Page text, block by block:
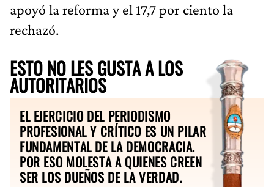
apoyó la reforma y el 17,7 por ciento la
rechazó.
ESTO NO LES GUSTA A LOS
AUTORITARIOS
EL EJERCICIO DEL PERIODISMO
PROFESIONAL Y CRÍTICO ES UN PILAR
FUNDAMENTAL DE LA DEMOCRACIA.
POR ESO MOLESTA A QUIENES CREEN
SER LOS DUEÑOS DE LA VERDAD.